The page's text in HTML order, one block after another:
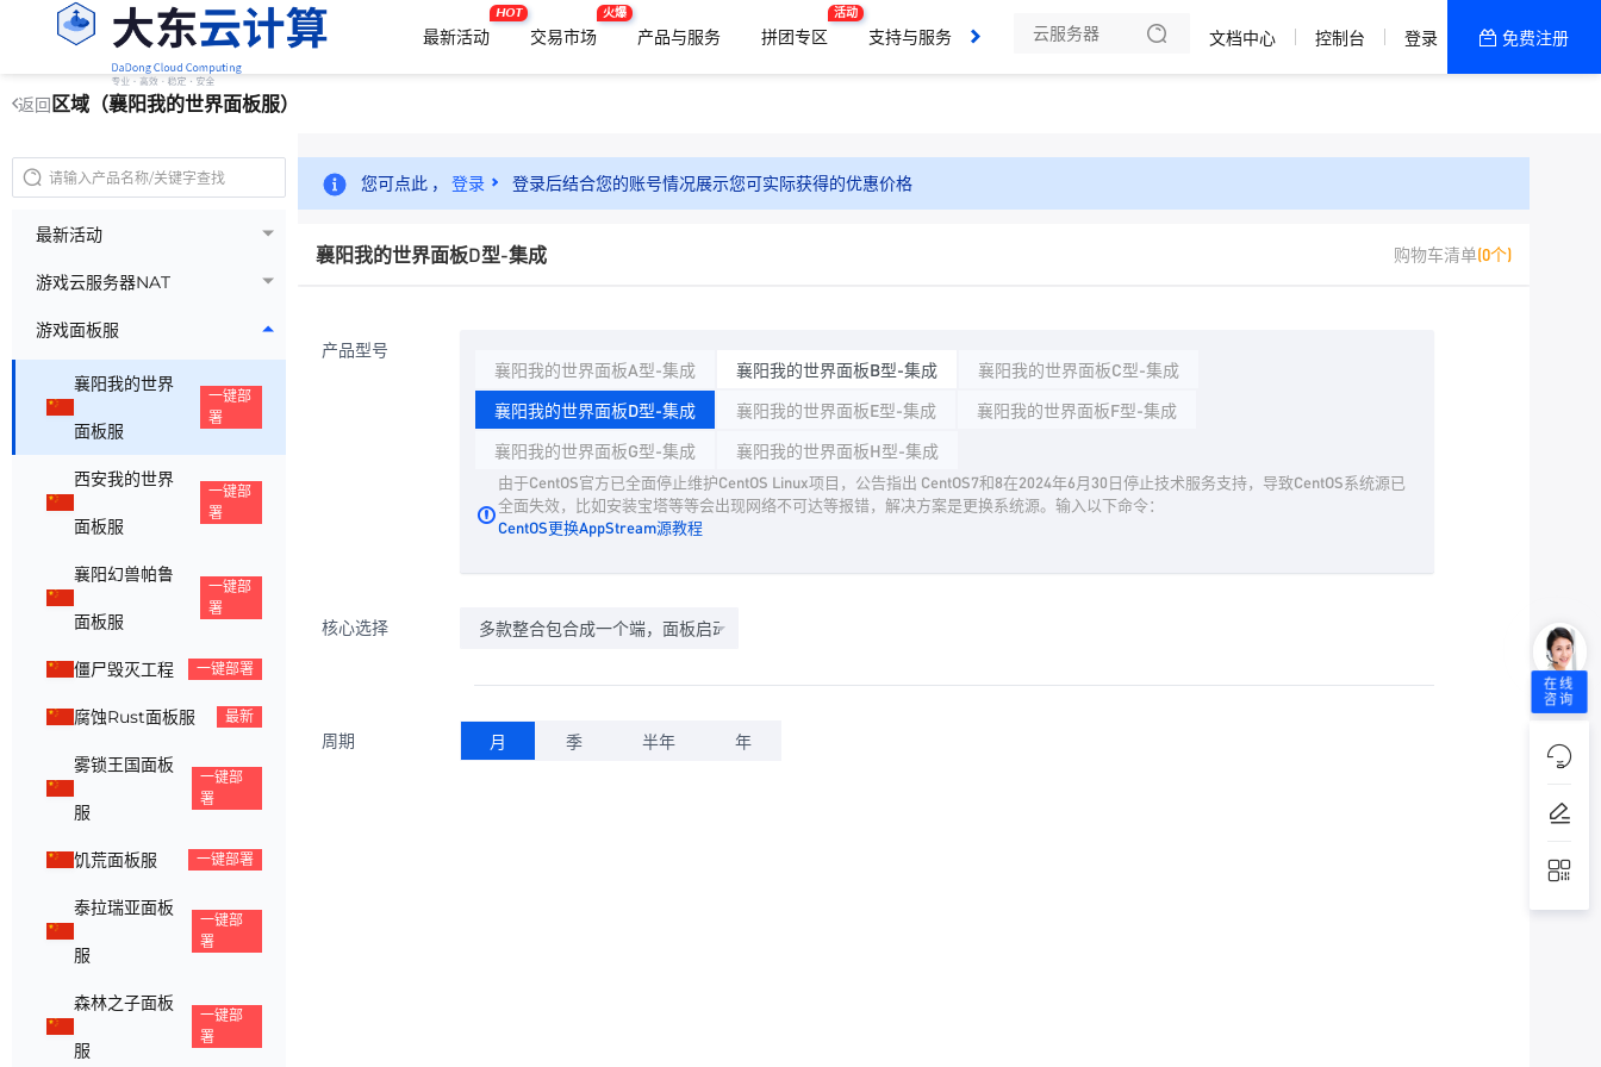
最新活动
HOT
交易市场
火爆
产品与服务 拼团专区
活动
支持与服务
了解我们
文档中心 控制台 登录 免费注册
返回 区域（襄阳我的世界面板服）
最新活动
游戏云服务器NAT
游戏面板服
襄阳我的世界
面板服
一键部
署
西安我的世界
面板服
一键部
署
襄阳幻兽帕鲁
面板服
一键部
署
僵尸毁灭工程 一键部署
腐蚀Rust面板服 最新
雾锁王国面板
服
一键部
署
饥荒面板服 一键部署
泰拉瑞亚面板
服
一键部
署
森林之子面板
服
一键部
署
您可点此 ， 登录 登录后结合您的账号情况展示您可实际获得的优惠价格
襄阳我的世界面板D型-集成 购物车清单(0个)
产品型号
襄阳我的世界面板A型-集成
襄阳我的世界面板B型-集成
襄阳我的世界面板C型-集成
襄阳我的世界面板D型-集成
襄阳我的世界面板E型-集成
襄阳我的世界面板F型-集成
襄阳我的世界面板G型-集成
襄阳我的世界面板H型-集成
由于CentOS官方已全面停止维护CentOS Linux项目，公告指出 CentOS7和8在2024年6月30日停止技术服务支持，导致CentOS系统源已
全面失效，比如安装宝塔等等会出现网络不可达等报错，解决方案是更换系统源。输入以下命令：
CentOS更换AppStream源教程
核心选择 多款整合包合成一个端，面板启动里面修改整合包，默认纯净
周期 月 季 半年 年
在线
咨询